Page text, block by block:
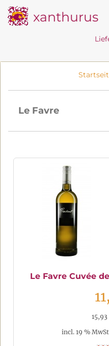
xanthurus
Le Favre
Le Favre Cuvée
incl. 19 %